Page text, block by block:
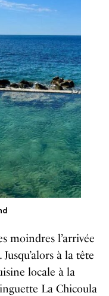
moindres l’arrivée
à la tête
locale à la
La Chicoula